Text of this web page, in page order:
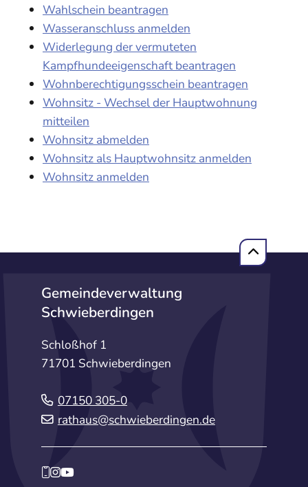
Wahlschein beantragen
Wasseranschluss anmelden
Widerlegung der vermuteten
Kampfhundeeigenschaft beantragen
Wohnberechtigungsschein beantragen
Wohnsitz - Wechsel der Hauptwohnung
mitteilen
Wohnsitz abmelden
Wohnsitz als Hauptwohnsitz anmelden
Wohnsitz anmelden
Gemeindeverwaltung
Schwieberdingen
Schloßhof 1
71701 Schwieberdingen
07150 305-0
rathaus@schwieberdingen.de